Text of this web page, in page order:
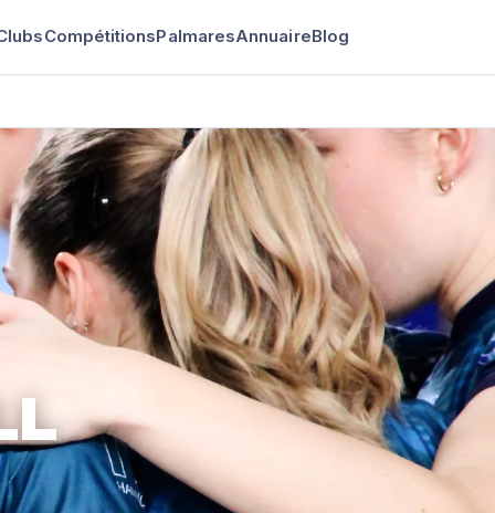
CompétitionsPalmaresAnnuaireBlog